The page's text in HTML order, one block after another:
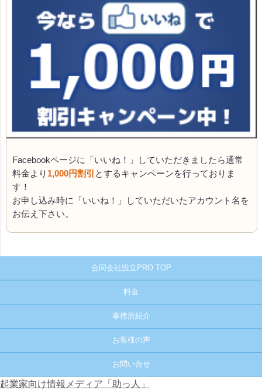
Facebookページに「いいね！」していただきましたら通常
料金より 1,000円割引 とするキャンペーンを行っておりま
す！
お申し込み時に「いいね！」していただいたアカウント名を
お伝え下さい。
合同会社設立PRO TOP
料金
事務所紹介
お客様の声
お問い合せ
起業家向け情報メディア「助っ人」